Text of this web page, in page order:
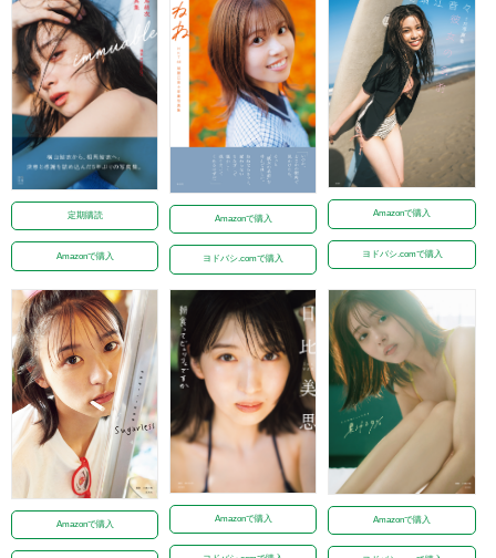
定期購読
Amazonで購入
Amazonで購入
ヨドバシ.comで購入
Amazonで購入
ヨドバシ.comで購入
Amazonで購入
Amazonで購入 Amazonで購入